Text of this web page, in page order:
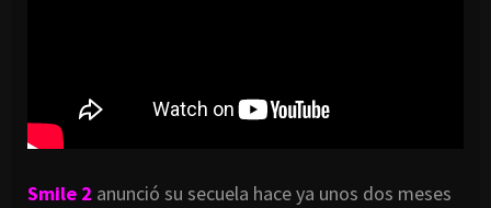
Smile 2 anunció su secuela hace ya unos dos meses